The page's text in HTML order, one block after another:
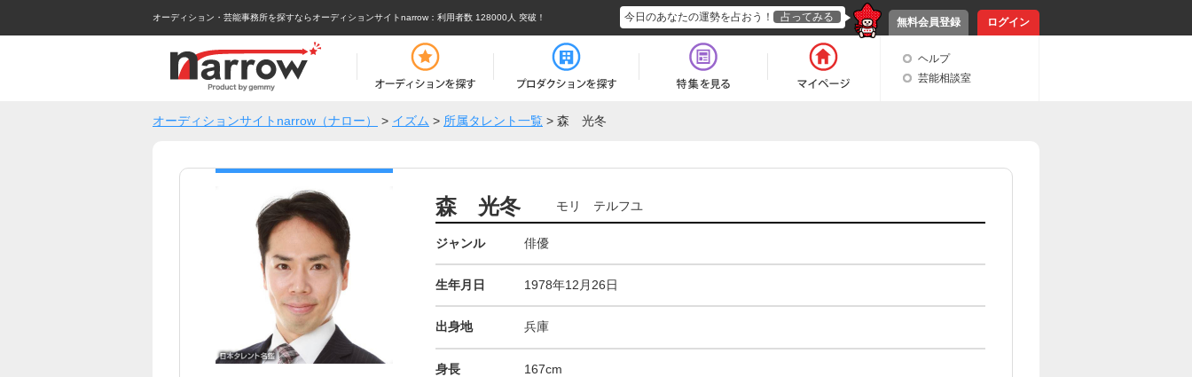
オーディション・芸能事務所を探すならオーディションサイトnarrow ：利用者数 128000人 突破！ 無料会員登録 ログイン
今日のあなたの運勢を占おう！ 占ってみる
ヘルプ
芸能相談室
オーディションサイトnarrow（ナロー） > イズム > 所属タレント一覧 > 森 光冬
森 光冬 モリ テルフユ
ジャンル 俳優
生年月日 1978年12月26日
出身地 兵庫
身長 167cm